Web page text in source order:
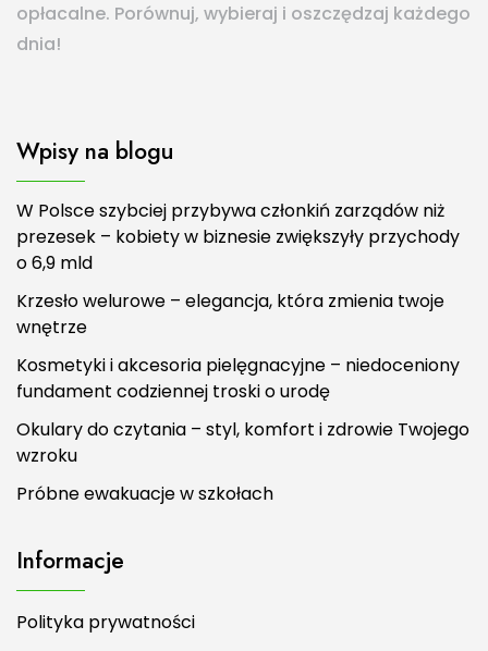
opłacalne. Porównuj, wybieraj i oszczędzaj każdego
dnia!
Wpisy na blogu
W Polsce szybciej przybywa członkiń zarządów niż
prezesek – kobiety w biznesie zwiększyły przychody
o 6,9 mld
Krzesło welurowe – elegancja, która zmienia twoje
wnętrze
Kosmetyki i akcesoria pielęgnacyjne – niedoceniony
fundament codziennej troski o urodę
Okulary do czytania – styl, komfort i zdrowie Twojego
wzroku
Próbne ewakuacje w szkołach
Informacje
Polityka prywatności